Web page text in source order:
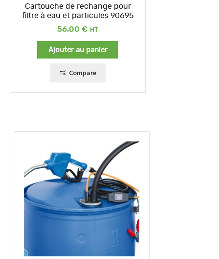
Cartouche de rechange pour
filtre à eau et particules 90695
56,00 €
Ajouter au panier
Compare